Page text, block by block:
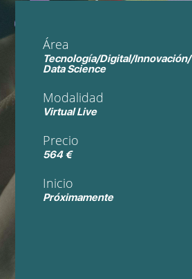
Área
Tecnología/Digital/Innovación/
Data Science
Modalidad
Virtual Live
Precio
564 €
Inicio
Próximamente